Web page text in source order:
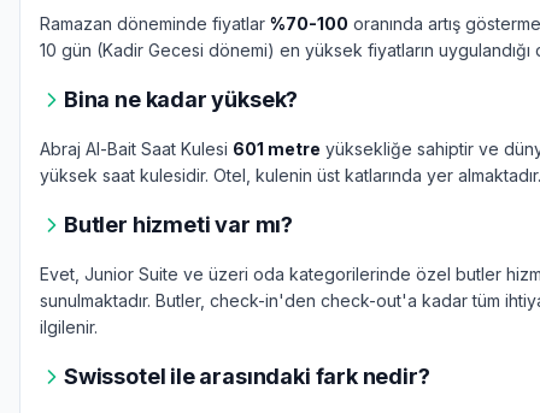
Ramazan döneminde fiyatlar %70-100 oranında artış
10 gün (Kadir Gecesi dönemi) en yüksek fiyatların uygulandığı
Bina ne kadar yüksek?
Abraj Al-Bait Saat Kulesi 601 metre yüksekliğe sahiptir ve
yüksek saat kulesidir. Otel, kulenin üst katlarında yer almaktadır.
Butler hizmeti var mı?
Evet, Junior Suite ve üzeri oda kategorilerinde özel butler
sunulmaktadır. Butler, check-in'den check-out'a kadar tüm
ilgilenir.
Swissotel ile arasındaki fark nedir?